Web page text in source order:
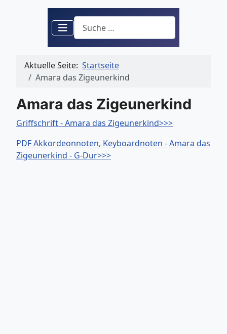
Suchen
Aktuelle Seite: Startseite
Amara das Zigeunerkind
Amara das Zigeunerkind
Griffschrift - Amara das Zigeunerkind>>>
PDF Akkordeonnoten, Keyboardnoten - Amara das
Zigeunerkind - G-Dur>>>